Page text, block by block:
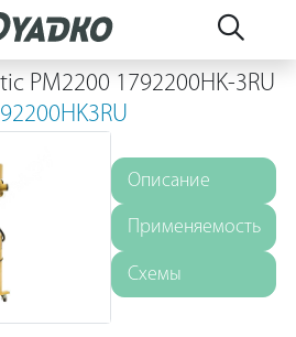
PM2200 1792200HK-3RU
Описание
Применяемость
Схемы